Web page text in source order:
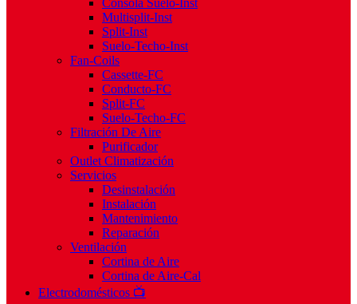
Consola Suelo-Inst
Multisplit-Inst
Split-Inst
Suelo-Techo-Inst
Fan-Coils
Cassette-FC
Conducto-FC
Split-FC
Suelo-Techo-FC
Filtración De Aire
Purificador
Outlet Climatización
Servicios
Desinstalación
Instalación
Mantenimiento
Reparación
Ventilación
Cortina de Aire
Cortina de Aire-Cal
Electrodomésticos 📺